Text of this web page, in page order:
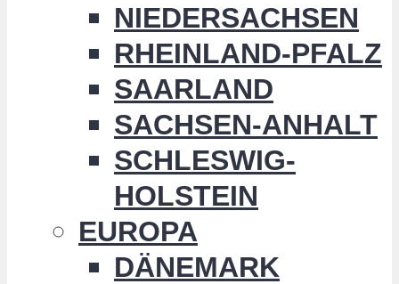
NIEDERSACHSEN
RHEINLAND-PFALZ
SAARLAND
SACHSEN-ANHALT
SCHLESWIG-
HOLSTEIN
EUROPA
DÄNEMARK